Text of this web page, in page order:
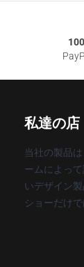
私達の店
当社の製品
ームによっ
いデザイン
ショーだけで